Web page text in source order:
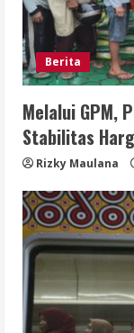
Berita
Melalui GPM,
Stabilitas
Rizky Maulana